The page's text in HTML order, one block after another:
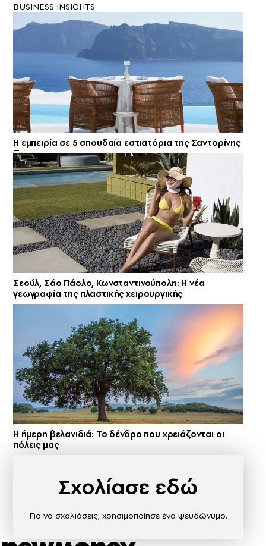
BUSINESS INSIGHTS
Η εμπειρία σε 5 σπουδαία εστιατόρια της Σαντορίνης
Σεούλ, Σάο Πάολο, Κωνσταντινούπολη: Η νέα
γεωγραφία της πλαστικής χειρουργικής
Η ήμερη βελανιδιά: Το δένδρο που χρειάζονται οι
πόλεις μας
Σχολίασε εδώ
Για να σχολιάσεις, χρησιμοποίησε ένα ψευδώνυμο.